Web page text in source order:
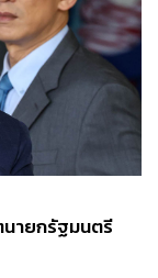
ายกรัฐมนตรี